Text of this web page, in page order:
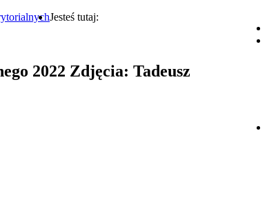
Jesteś tutaj:
2022 Zdjęcia: Tadeusz